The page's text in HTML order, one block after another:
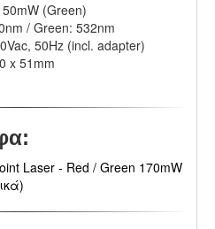
(Green)
/ Green: 532nm
50Hz (incl. adapter)
x 51mm
Laser - Red / Green 170mW